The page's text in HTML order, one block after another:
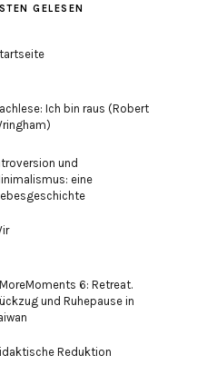
GELESEN
Ich bin raus (Robert
und
eine
6: Retreat.
und Ruhepause in
Reduktion